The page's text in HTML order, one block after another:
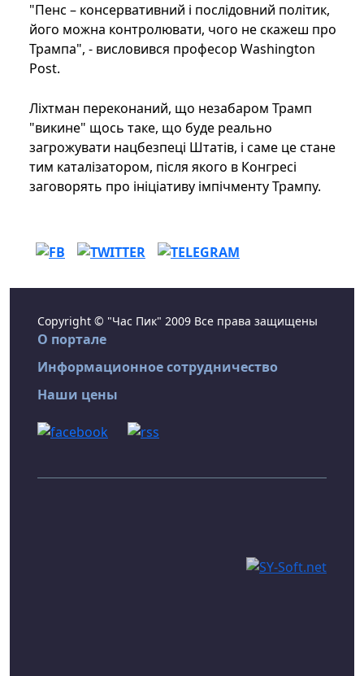
"Пенс – консервативний і послідовний політик,
його можна контролювати, чого не скажеш про
Трампа", - висловився професор Washington
Post.
Ліхтман переконаний, що незабаром Трамп
"викине" щось таке, що буде реально
загрожувати нацбезпеці Штатів, і саме це стане
тим каталізатором, після якого в Конгресі
заговорять про ініціативу імпічменту Трампу.
Copyright © "Час Пик" 2009 Все права защищены
О портале
Информационное сотрудничество
Наши цены